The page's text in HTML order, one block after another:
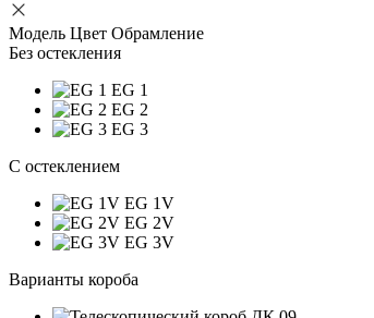
Модель Цвет Обрамление
Без остекления
EG 1
EG 2
EG 3
C остеклением
EG 1V
EG 2V
EG 3V
Варианты короба